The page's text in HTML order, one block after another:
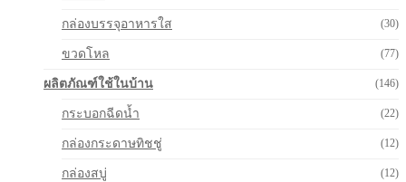
กล่องบรรจุอาหารใส (30)
ขวดโหล (77)
ผลิตภัณฑ์ใช้ในบ้าน (146)
กระบอกฉีดน้ำ (22)
กล่องกระดาษทิชชู่ (12)
กล่องสบู่ (12)